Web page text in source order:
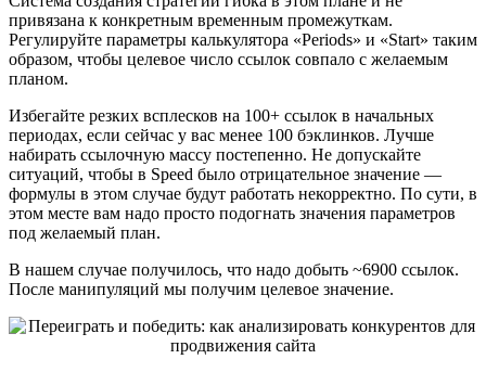
привязана к конкретным временным промежуткам.
Регулируйте параметры калькулятора «Periods» и «Start» таким
образом, чтобы целевое число ссылок совпало с желаемым
планом.
Избегайте резких всплесков на 100+ ссылок в начальных
периодах, если сейчас у вас менее 100 бэклинков. Лучше
набирать ссылочную массу постепенно. Не допускайте
ситуаций, чтобы в Speed было отрицательное значение —
формулы в этом случае будут работать некорректно. По сути, в
этом месте вам надо просто подогнать значения параметров
под желаемый план.
В нашем случае получилось, что надо добыть ~6900 ссылок.
После манипуляций мы получим целевое значение.